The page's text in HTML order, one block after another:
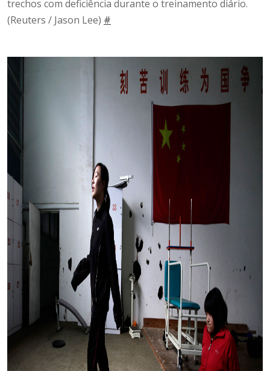
trechos com deficiência durante o treinamento diário.
(Reuters / Jason Lee) #